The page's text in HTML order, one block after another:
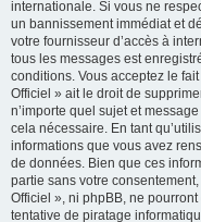
internationale. Si vous ne
un bannissement immédiat et
votre fournisseur d’accès à
tous les messages est
conditions. Vous acceptez le
Officiel » ait le droit de
n’importe quel sujet et
cela nécessaire. En tant
informations que vous avez
de données. Bien que ces
partie sans votre
Officiel », ni phpBB, ne
tentative de piratage